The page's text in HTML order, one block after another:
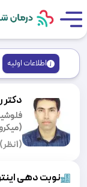
اطلاعات اولیه
دکتر
(
1نظر)
نوبت دهی